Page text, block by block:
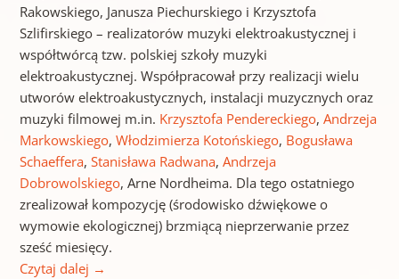
Rakowskiego, Janusza Piechurskiego i Krzysztofa
Szlifirskiego – realizatorów muzyki elektroakustycznej i
współtwórcą tzw. polskiej szkoły muzyki
elektroakustycznej. Współpracował przy realizacji wielu
utworów elektroakustycznych, instalacji muzycznych oraz
muzyki filmowej m.in. Krzysztofa Pendereckiego, Andrzeja
Markowskiego, Włodzimierza Kotońskiego, Bogusława
Schaeffera, Stanisława Radwana, Andrzeja
Dobrowolskiego, Arne Nordheima. Dla tego ostatniego
zrealizował kompozycję (środowisko dźwiękowe o
wymowie ekologicznej) brzmiącą nieprzerwanie przez
sześć miesięcy.
Czytaj dalej →